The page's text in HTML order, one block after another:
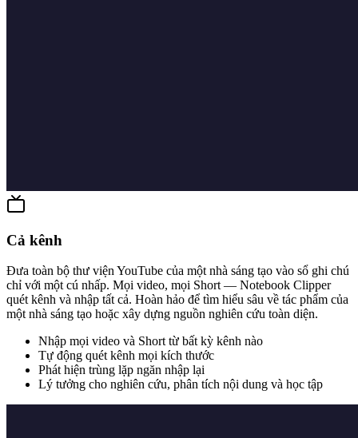
Cả kênh
Đưa toàn bộ thư viện YouTube của một nhà sáng tạo vào sổ ghi chú
chỉ với một cú nhấp. Mọi video, mọi Short — Notebook Clipper
quét kênh và nhập tất cả. Hoàn hảo để tìm hiểu sâu về tác phẩm của
một nhà sáng tạo hoặc xây dựng nguồn nghiên cứu toàn diện.
Nhập mọi video và Short từ bất kỳ kênh nào
Tự động quét kênh mọi kích thước
Phát hiện trùng lặp ngăn nhập lại
Lý tưởng cho nghiên cứu, phân tích nội dung và học tập